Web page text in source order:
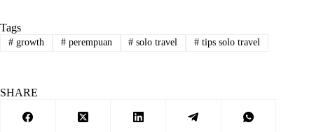
Tags
#growth #perempuan # solo travel # tips solo travel
SHARE